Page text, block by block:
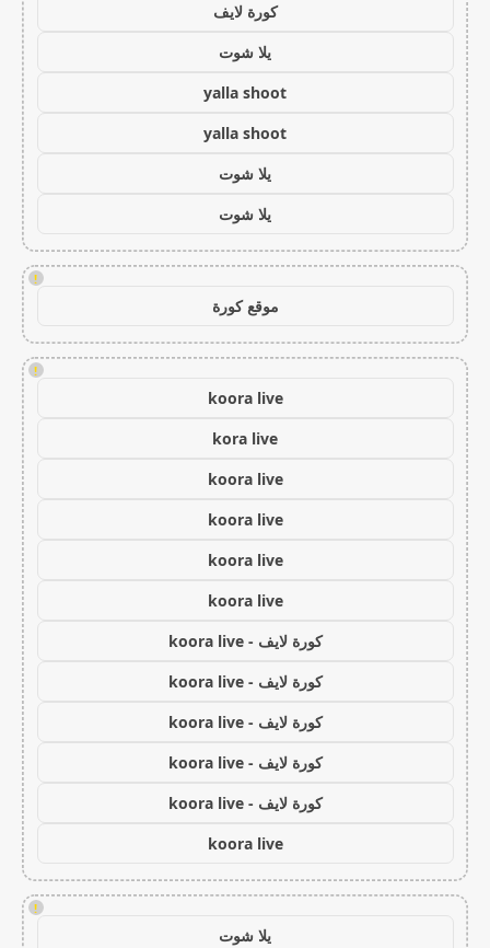
كورة لايف
يلا شوت
yalla shoot
yalla shoot
يلا شوت
يلا شوت
!
موقع كورة
!
koora live
kora live
koora live
koora live
koora live
koora live
كورة لايف - koora live
كورة لايف - koora live
كورة لايف - koora live
كورة لايف - koora live
كورة لايف - koora live
koora live
!
يلا شوت